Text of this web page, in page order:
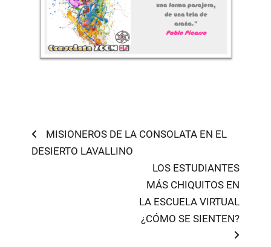
Navegación
de
Previous
post:
MISIONEROS DE LA CONSOLATA EN EL
DESIERTO LAVALLINO
Next
post:
LOS ESTUDIANTES
MÁS CHIQUITOS EN
LA ESCUELA VIRTUAL
¿CÓMO SE SIENTEN?